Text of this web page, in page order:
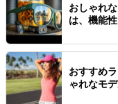
おしゃれ
は、機能
おすすめ
ゃれなモ